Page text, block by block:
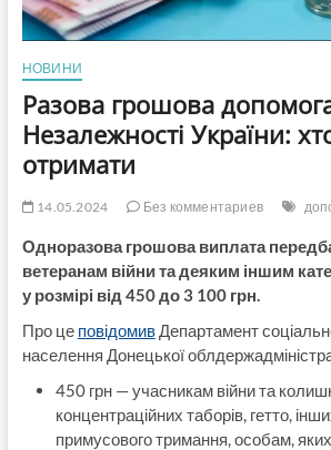
НОВИНИ
Разова грошова
Незалежності України:
отримати
14.05.2024 Без комментариев
Одноразова грошова виплата
ветеранам війни та деяким іншим
у розмірі від 450 до 3 100 грн.
Про це повідомивДепартамент
населення Донецької
450 грн — учасникам війни та
концентраційних таборів, гетто,
примусового тримання, особам,